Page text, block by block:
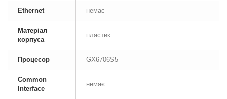
Ethernet немає
Матеріал
корпуса
пластик
Процесор GX6706S5
Common
Interface
немає